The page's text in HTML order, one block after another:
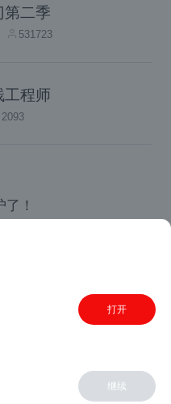
打开
继续
createdDate
tableName;
第二季
531723
工程师
2093
！
现Missing artifact
据库零代码生成CRUD